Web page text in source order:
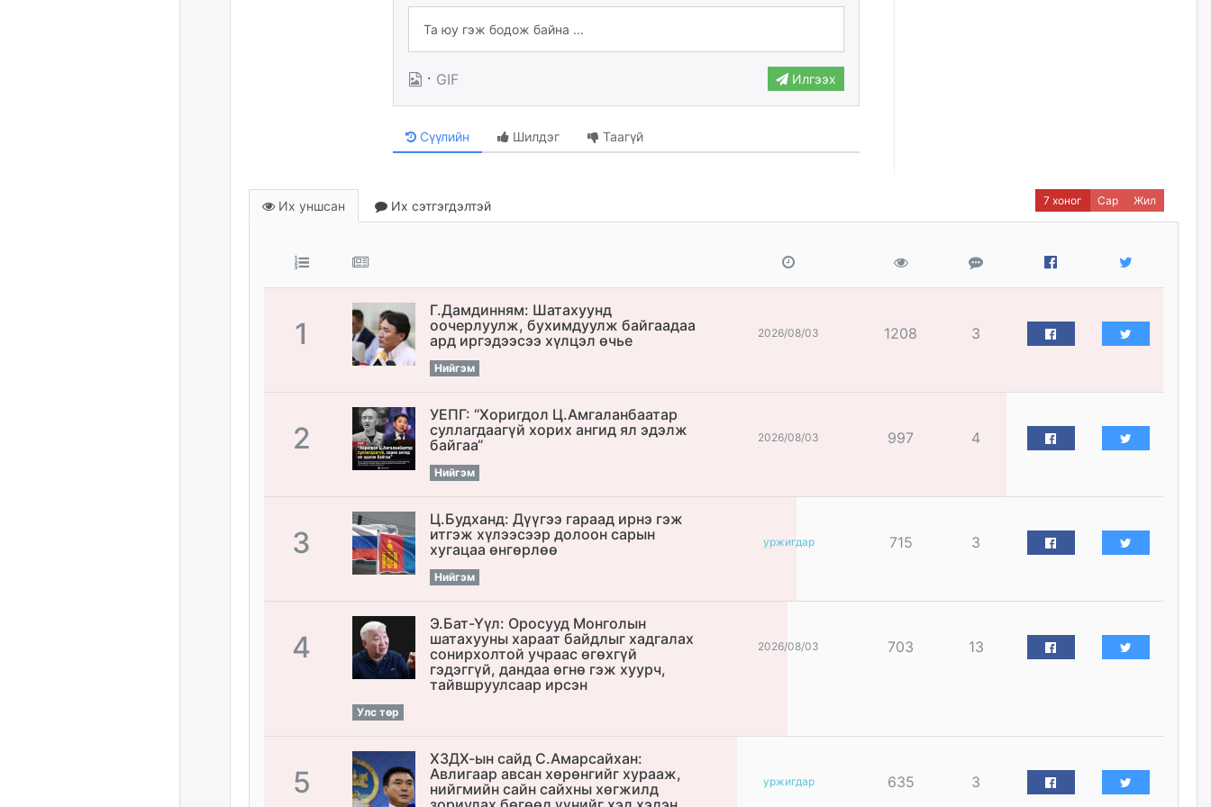
· GIF Илгээх
Сүүлийн Шилдэг Таагүй
Өмгөөлөгч Б.Оюунбилэг:
"Урьхан" Б.Чинбат гэж хүн
шалгуулж, торны цаана
Д.Амарбаясгалан:
зогсоож, Арабын орнуудаас
дүүрдэг
өчигдѳр
АИ-92 шатахууны нийлүүлэлт
өчигдѳр
Үндсэн хууль зөрчсөн
Их уншсан Их сэтгэгдэлтэй 7 хоног Сар Жил
1
Г.Дамдинням: Шатахуунд
оочерлуулж, бухимдуулж байгаадаа
ард иргэдээсээ хүлцэл өчье
Нийгэм
2026/08/03 1208 3
2
УЕПГ: “Хоригдол Ц.Амгаланбаатар
cуллагдаагүй хорих ангид ял эдэлж
байгаа“
Нийгэм
2026/08/03 997 4
3
Ц.Будханд: Дүүгээ гараад ирнэ гэж
итгэж хүлээсээр долоон сарын
хугацаа өнгөрлөө
Нийгэм
уржигдар 715 3
4
Э.Бат-Үүл: Оросууд Монголын
шатахууны хараат байдлыг хадгалах
сонирхолтой учраас өгөхгүй
гэдэггүй, дандаа өгнө гэж хуурч,
тайвшруулсаар ирсэн
Улс төр
2026/08/03 703 13
5
ХЗДХ-ын сайд С.Амарсайхан:
Авлигаар авсан хөрөнгийг хурааж,
нийгмийн сайн сайхны хөгжилд
уржигдар 635 3